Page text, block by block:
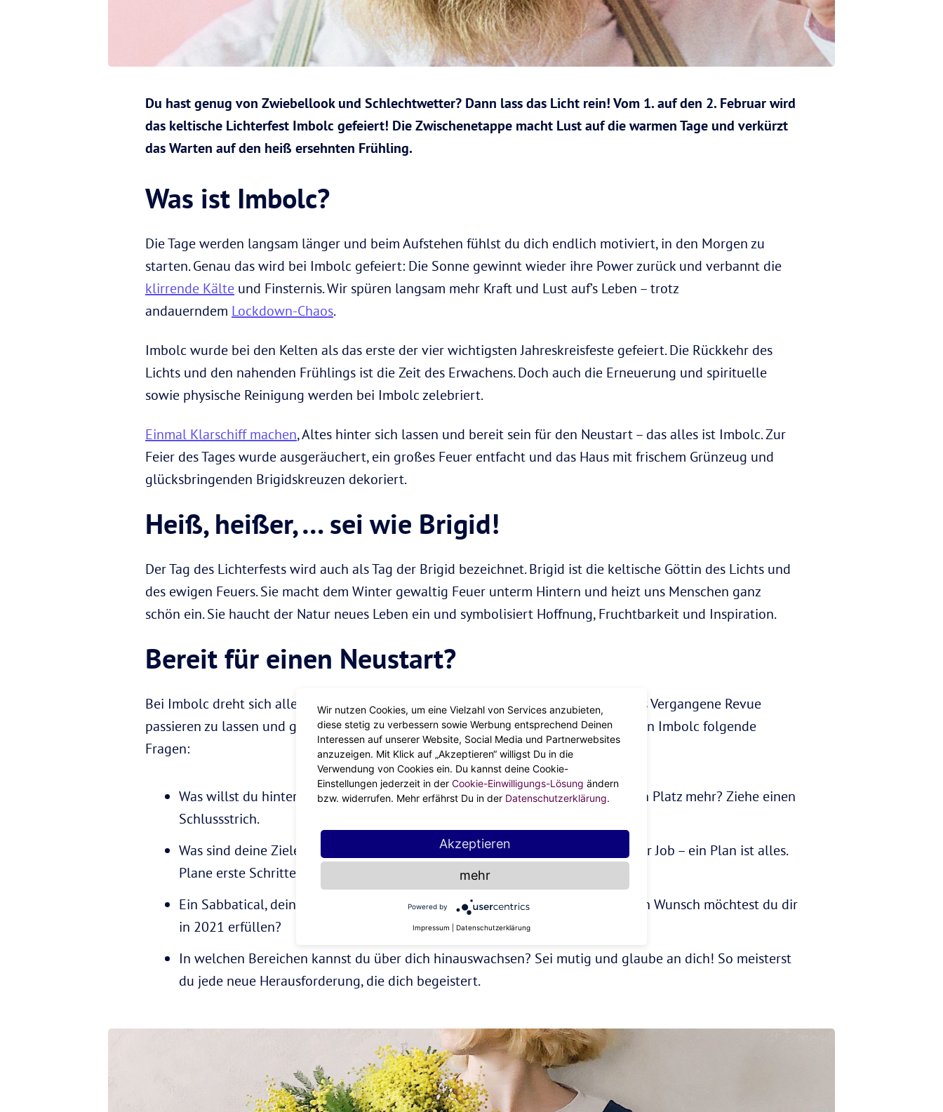
Du hast genug von Zwiebellook und Schlechtwetter? Dann lass das Licht rein! Vom 1. auf den 2. Februar wird
das keltische Lichterfest Imbolc gefeiert! Die Zwischenetappe macht Lust auf die warmen Tage und verkürzt
das Warten auf den heiß ersehnten Frühling.
Was ist Imbolc?
Die Tage werden langsam länger und beim Aufstehen fühlst du dich endlich motiviert, in den Morgen zu
starten. Genau das wird bei Imbolc gefeiert: Die Sonne gewinnt wieder ihre Power zurück und verbannt die
klirrende Kälte und Finsternis. Wir spüren langsam mehr Kraft und Lust auf’s Leben – trotz
andauerndem Lockdown-Chaos.
Imbolc wurde bei den Kelten als das erste der vier wichtigsten Jahreskreisfeste gefeiert. Die Rückkehr des
Lichts und den nahenden Frühlings ist die Zeit des Erwachens. Doch auch die Erneuerung und spirituelle
sowie physische Reinigung werden bei Imbolc zelebriert.
Einmal Klarschiff machen, Altes hinter sich lassen und bereit sein für den Neustart – das alles ist Imbolc. Zur
Feier des Tages wurde ausgeräuchert, ein großes Feuer entfacht und das Haus mit frischem Grünzeug und
glücksbringenden Brigidskreuzen dekoriert.
Heiß, heißer, … sei wie Brigid!
Der Tag des Lichterfests wird auch als Tag der Brigid bezeichnet. Brigid ist die keltische Göttin des Lichts und
des ewigen Feuers. Sie macht dem Winter gewaltig Feuer unterm Hintern und heizt uns Menschen ganz
schön ein. Sie haucht der Natur neues Leben ein und symbolisiert Hoffnung, Fruchtbarkeit und Inspiration.
Bereit für einen Neustart?
Bei Imbolc dreht sich alles um den Neubeginn
. Diese Zeit gibt dir ideale Impulse, das Vergangene Revue
passieren zu lassen und gleichzeitig über die Zukunft nachzudenken. Stell dir für dein Imbolc folgende
Fragen:
Was willst du hinter dir lassen? Welche Menschen und Gedanken haben keinen Platz mehr? Ziehe einen
Schlussstrich.
Was sind deine Ziele? Ganz gleich, ob neue Sprache, Walking-Queen oder neuer Job – ein Plan ist alles.
Plane erste Schritte.,
Ein Sabbatical, dein eigenes Business oder die Yogalehrer-Ausbildung: Welchen Wunsch möchtest du dir
in 2021 erfüllen?
In welchen Bereichen kannst du über dich hinauswachsen? Sei mutig und glaube an dich! So meisterst
du jede neue Herausforderung, die dich begeistert.
Wir nutzen Cookies, um eine Vielzahl von Services anzubieten,
diese stetig zu verbessern sowie Werbung entsprechend Deinen
Interessen auf unserer Website, Social Media und Partnerwebsites
anzuzeigen. Mit Klick auf „Akzeptieren“ willigst Du in die
Verwendung von Cookies ein. Du kannst deine Cookie-
Einstellungen jederzeit in der Cookie-Einwilligungs-Lösung ändern
bzw. widerrufen. Mehr erfährst Du in der Datenschutzerklärung.
Akzeptieren
mehr
Powered by
Impressum Datenschutzerklärung